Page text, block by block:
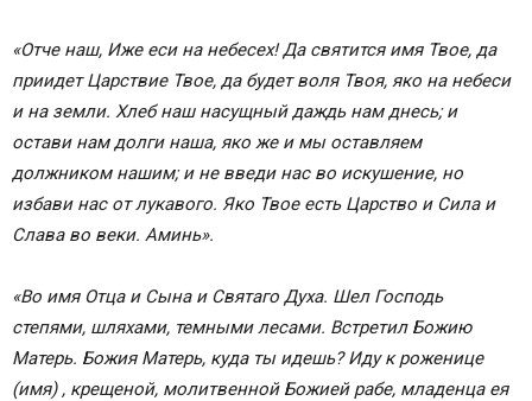
«Отче наш, Иже еси на небесех! Да святится имя Твое, да
приидет Царствие Твое, да будет воля Твоя, яко на небеси
и на земли. Хлеб наш насущный даждь нам днесь; и
остави нам долги наша, яко же и мы ос­тавляем
должником нашим; и не введи нас во искуше­ние, но
избави нас от лукавого. Яко Твое есть Царство и Сила и
Слава во веки. Аминь».
«Во имя Отца и Сына и Святаго Духа. Шел Господь
степями, шляхами, темными лесами. Встретил Божию
Матерь. Божия Матерь, куда ты идешь? Иду к ро­женице
(имя) , крещеной, молитвенной Божией рабе, младенца ея